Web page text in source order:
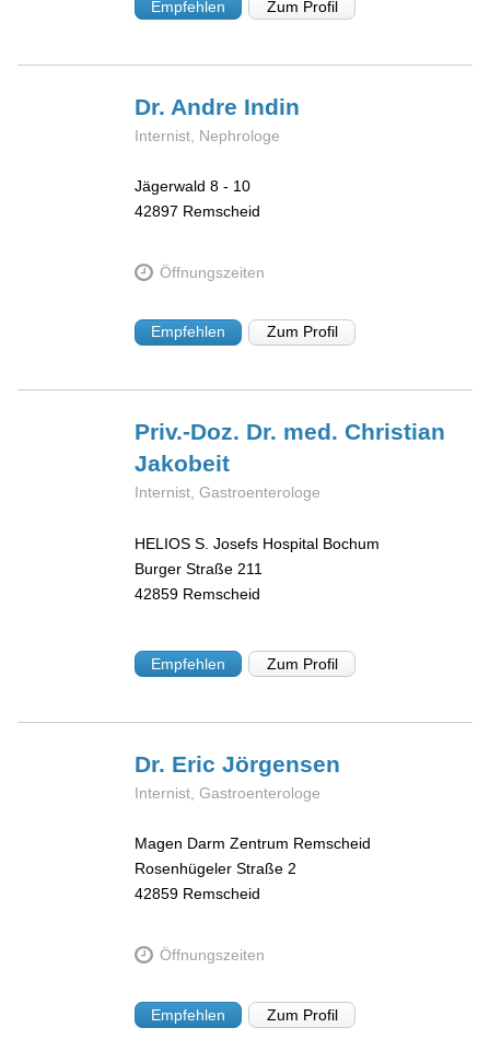
Empfehlen Zum Profil
Dr. Andre Indin
Internist, Nephrologe
Jägerwald 8 - 10
42897 Remscheid
Öffnungszeiten
Empfehlen Zum Profil
Priv.-Doz. Dr. med. Christian
Jakobeit
Internist, Gastroenterologe
HELIOS S. Josefs Hospital Bochum
Burger Straße 211
42859 Remscheid
Empfehlen Zum Profil
Dr. EricJörgensen
Internist, Gastroenterologe
Magen Darm Zentrum Remscheid
Rosenhügeler Straße 2
42859 Remscheid
Öffnungszeiten
Empfehlen Zum Profil